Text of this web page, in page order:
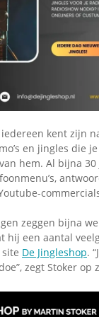
kent zijn
en jingles die
hem. Al bijna
Youtube-
zeggen bijna
hij een aantal
De Jingleshop.
zegt Stoker